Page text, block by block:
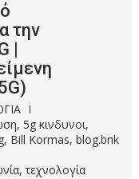
την
|
,5g κινδυνοι,
, Bill Kormas,blog.bnk
,τεχνολογία